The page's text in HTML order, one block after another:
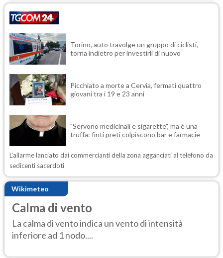
Torino, auto travolge un gruppo di ciclisti,
torna indietro per investirli di nuovo
Picchiato a morte a Cervia, fermati quattro
giovani tra i 19 e 23 anni
"Servono medicinali e sigarette", ma è una
truffa: finti preti colpiscono bar e farmacie
L'allarme lanciato dai commercianti della zona agganciati al telefono da
sedicenti sacerdoti
Wikimeteo
Calma di vento
La calma di vento indica un vento di intensità
inferiore ad 1 nodo....